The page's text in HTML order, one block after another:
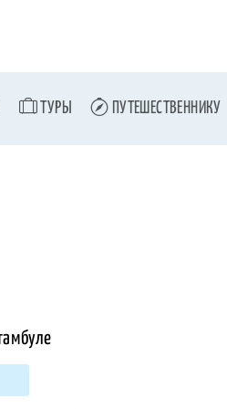
ТУРЫ ПУТЕШЕСТВЕННИКУ